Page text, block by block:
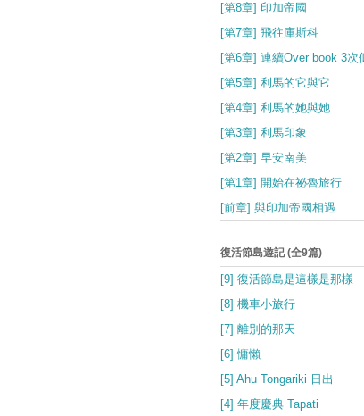
[第8章] 印加帝國
[第7章] 飛往庫斯科
[第6章] 連續Over book 3次
[第5章] 利馬的它與它
[第4章] 利馬的她與她
[第3章] 利馬印象
[第2章] 早安南美
[第1章] 開始在祕魯旅行
[前章] 與印加帝國相遇
復活節島遊記 (全9篇)
[9] 復活節島是這樣是那樣
[8] 機車小旅行
[7] 離別的那天
[6] 慵懶
[5] Ahu Tongariki 日出
[4] 年度慶典 Tapati